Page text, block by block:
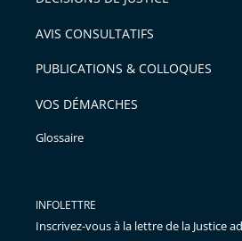
avant
AVIS CONSULTATIFS
PUBLICATIONS & COLLOQUES
VOS DÉMARCHES
Glossaire
INFOLETTRE
Inscrivez-vous à la lettre de la Justice